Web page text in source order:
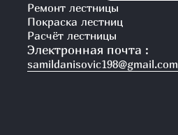
Ремонт лестницы
Покраска лестниц
Расчёт лестницы
Электронная почта :
samildanisovic198@gmail.com